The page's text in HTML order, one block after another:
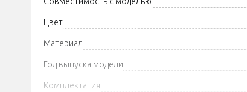
Цвет
Материал
Год выпуска модели
Комплектация